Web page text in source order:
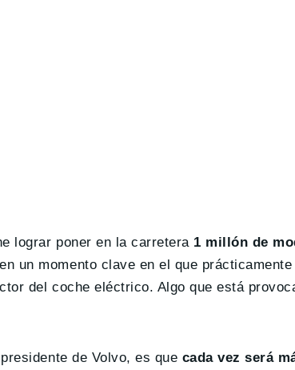
lograr poner en la carretera 1 millón de
un momento clave en el que
del coche eléctrico. Algo que está
de Volvo, es que cada vez será